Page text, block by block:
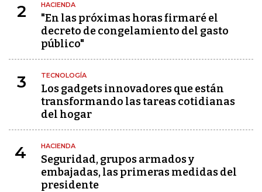
2 HACIENDA
"En las próximas horas firmaré el
decreto de congelamiento del gasto
público"
3 TECNOLOGÍA
Los gadgets innovadores que están
transformando las tareas cotidianas
del hogar
4 HACIENDA
Seguridad, grupos armados y
embajadas, las primeras medidas del
presidente